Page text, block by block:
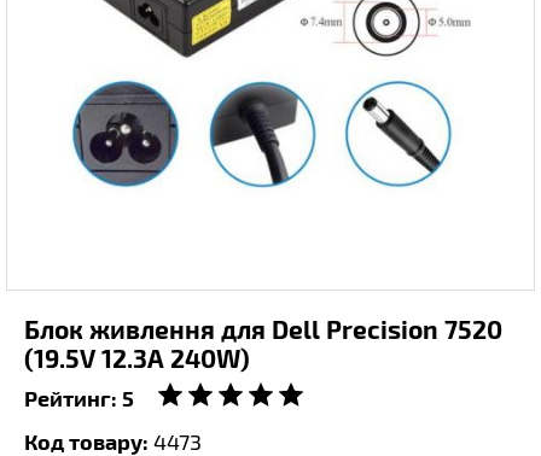
Блок живлення для Dell Precision 7520
(19.5V 12.3A 240W)
Рейтинг: 5
Код товару: 4473